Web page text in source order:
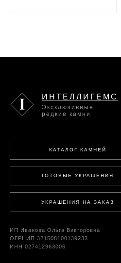
КАТАЛОГ КАМНЕЙ
УКРАШЕНИЯ НА ЗАКАЗ
ГОТОВЫЕ УКРАШЕНИЯ
Эксклюзивные
редкие камни
ИНТЕЛЛИГЕМС
ИП Иванова Ольга Викторовна
ОГРНИП 321508100139233
ИНН 027412963006